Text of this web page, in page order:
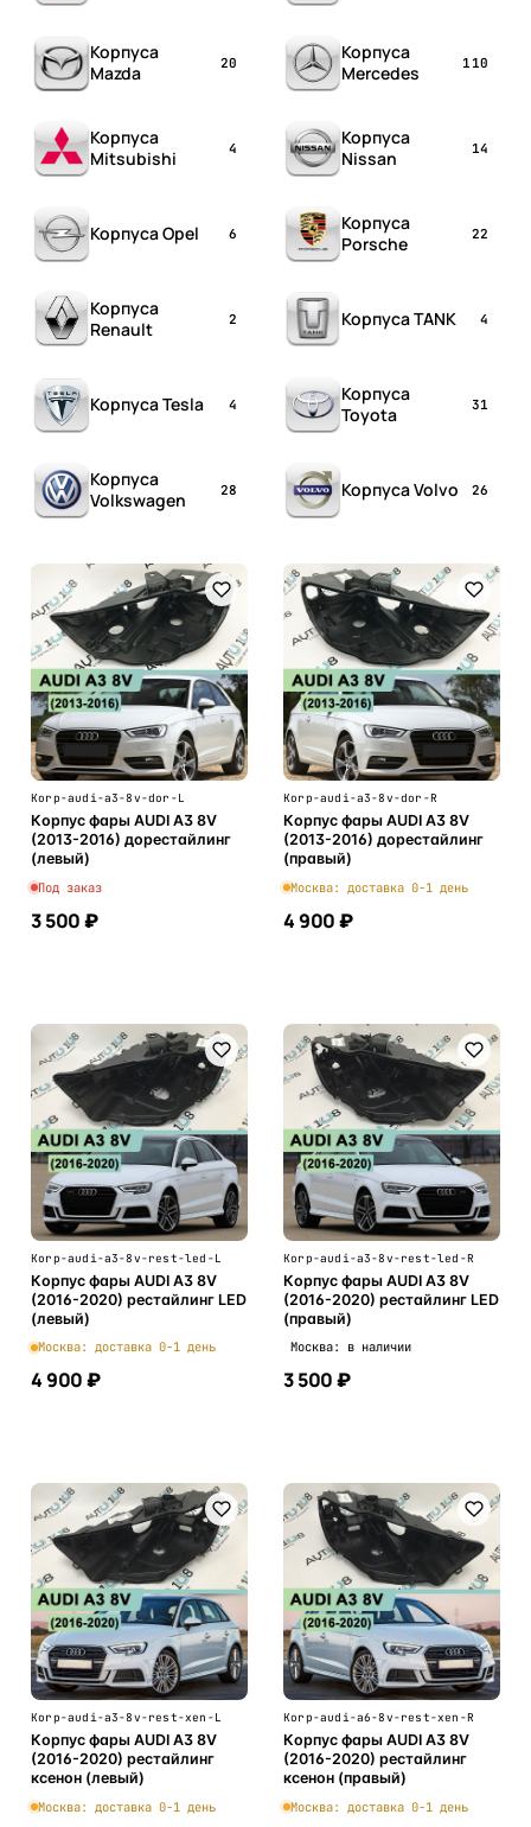
Корпуса
Mazda
20
Корпуса
Mercedes
110
Корпуса
Mitsubishi
4
Корпуса
Nissan
14
Корпуса Opel 6
Корпуса
Porsche
22
Корпуса
Renault
2 Корпуса TANK 4
Корпуса Tesla 4
Корпуса
Toyota
31
Корпуса
Volkswagen
28 Корпуса Volvo 26
Korp-audi-a3-8v-dor-L
Корпус фары AUDI A3 8V
(2013-2016) дорестайлинг
(левый)
Под заказ
3 500 ₽
Korp-audi-a3-8v-dor-R
Корпус фары AUDI A3 8V
(2013-2016) дорестайлинг
(правый)
Москва: доставка 0-1 день
4 900 ₽
Korp-audi-a3-8v-rest-led-L
Корпус фары AUDI A3 8V
(2016-2020) рестайлинг LED
(левый)
Москва: доставка 0-1 день
4 900 ₽
Korp-audi-a3-8v-rest-led-R
Корпус фары AUDI A3 8V
(2016-2020) рестайлинг LED
(правый)
Москва: в наличии
3 500 ₽
Korp-audi-a3-8v-rest-xen-L
Корпус фары AUDI A3 8V
(2016-2020) рестайлинг
ксенон (левый)
Москва: доставка 0-1 день
Korp-audi-a6-8v-rest-xen-R
Корпус фары AUDI A3 8V
(2016-2020) рестайлинг
ксенон (правый)
Москва: доставка 0-1 день